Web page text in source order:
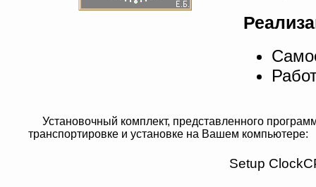
Установочный комплект, представленного
транспортировке и установке на Вашем компьютере:
Setup